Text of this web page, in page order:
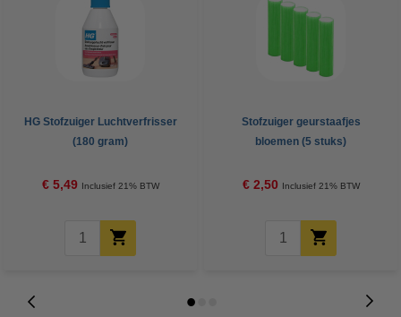
HG Stofzuiger Luchtverfrisser
(180 gram)
€ 5,49 Inclusief 21% BTW
Stofzuiger geurstaafjes
bloemen (5 stuks)
€ 2,50 Inclusief 21% BTW